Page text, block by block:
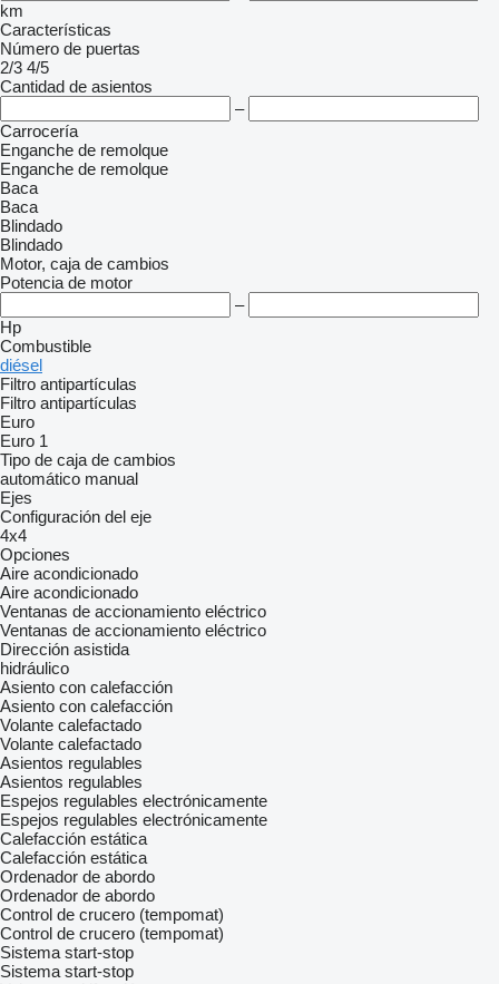
km
Características
Número de puertas
2/3 4/5
Cantidad de asientos
–
Carrocería
Enganche de remolque
Enganche de remolque
Baca
Baca
Blindado
Blindado
Motor, caja de cambios
Potencia de motor
–
Hp
Combustible
diésel
Filtro antipartículas
Filtro antipartículas
Euro
Euro 1
Tipo de caja de cambios
automático manual
Ejes
Configuración del eje
4x4
Opciones
Aire acondicionado
Aire acondicionado
Ventanas de accionamiento eléctrico
Ventanas de accionamiento eléctrico
Dirección asistida
hidráulico
Asiento con calefacción
Asiento con calefacción
Volante calefactado
Volante calefactado
Asientos regulables
Asientos regulables
Espejos regulables electrónicamente
Espejos regulables electrónicamente
Calefacción estática
Calefacción estática
Ordenador de abordo
Ordenador de abordo
Control de crucero (tempomat)
Control de crucero (tempomat)
Sistema start-stop
Sistema start-stop